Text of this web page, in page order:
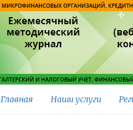
Главная Наши услуги